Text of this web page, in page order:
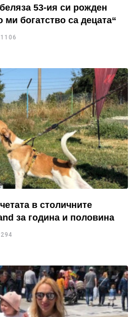
53-ия си рожден
богатство са децата“
1106
в столичните
за година и половина
294